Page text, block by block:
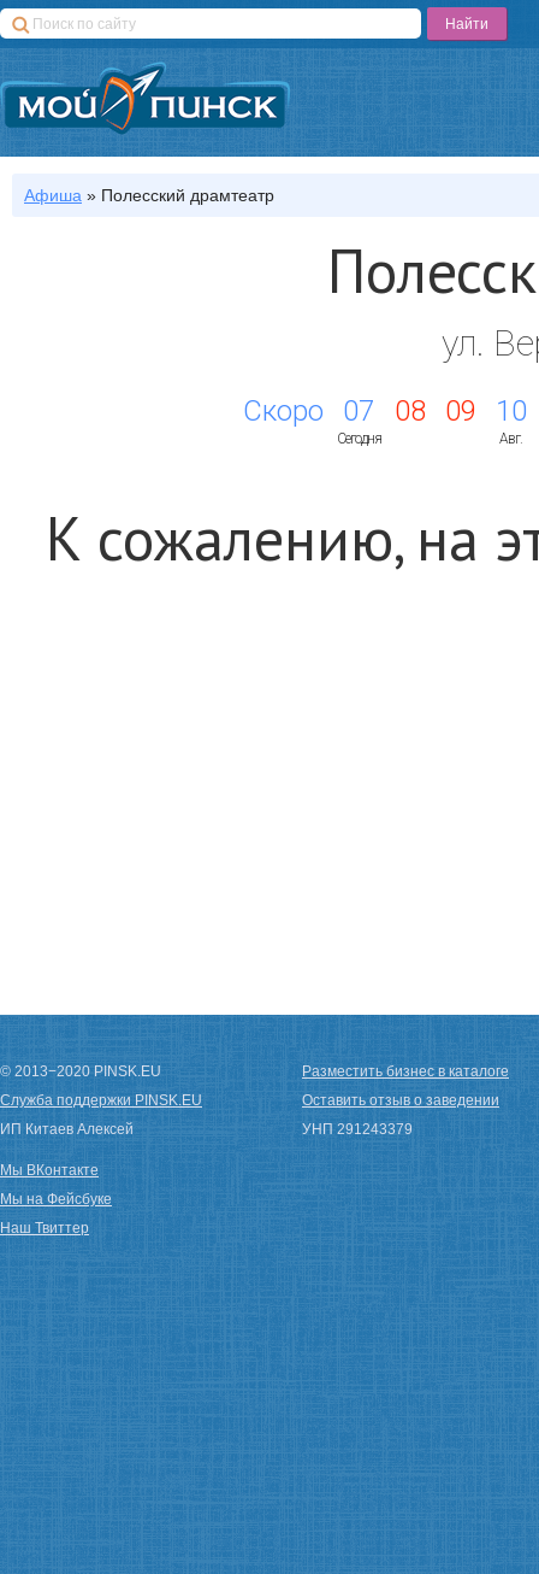
Афиша » Полесский драмтеатр
ул.
Скоро 07
Сегодня
08 09 10
Авг.
К сожалению, на
© 2013−2020 PINSK.EU
Служба поддержки PINSK.EU
ИП Китаев Алексей
Разместить бизнес в каталоге
Оставить отзыв о заведении
УНП 291243379
Мы ВКонтакте
Мы на Фейсбуке
Наш Твиттер